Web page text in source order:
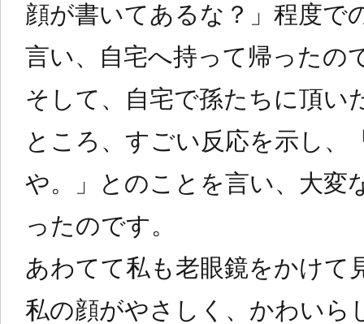
顔が書いてあるな？」程度で
言い、自宅へ持って帰ったの
そして、自宅で孫たちに頂い
ところ、すごい反応を示し、
や。」とのことを言い、大変
ったのです。
あわてて私も老眼鏡をかけて
私の顔がやさしく、かわいら